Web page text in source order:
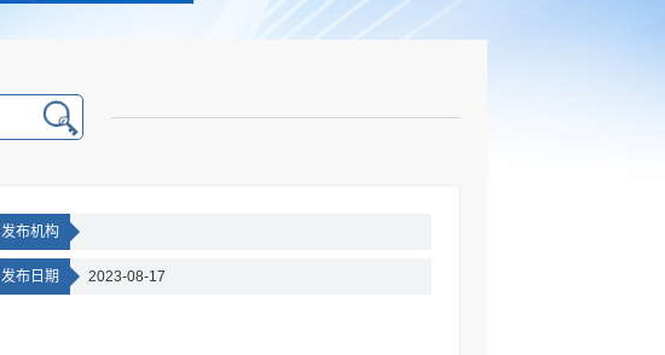
发布机构
发布日期 2023-08-17